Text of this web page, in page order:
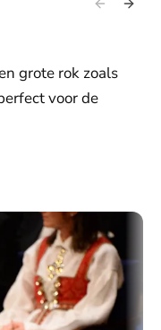
grote rok zoals
voor de